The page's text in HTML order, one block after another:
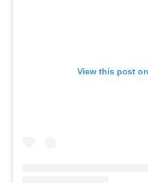
View this post